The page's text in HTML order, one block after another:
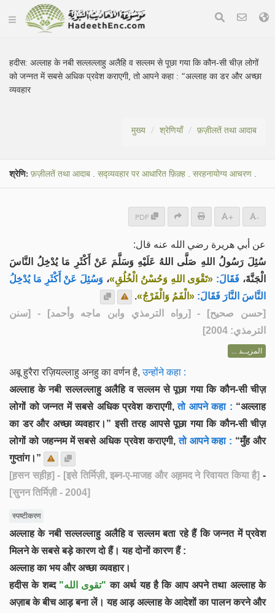
हदीस:अल्लाह के नबी सल्लल्लाहु अलैहि व सल्लम से पूछा गया कि कौन-सी चीज़ लोगों
को जन्नत में सबसे अधिक प्रवेश कराएगी, तो आपने कहा : “अल्लाह का डर और अच्छा
व्यवहार
मुख्य श्रेणियाँ फ़ज़ीलतें तथा आदाब
श्रेणि: फ़ज़ीलतें तथा आदाब . सद्व्यवहार पर आधारित फ़िक़्ह . सरहनायोग्य आचरण .
PDF + -
عن أبي هريرة رضي الله عنه قال:
سُئِلَ رَسُولُ اللهِ صَلَّى اللهُ عَلَيْهِ وَسَلَّمَ عَنْ أَكْثَرِ مَا يُدْخِلُ النَّاسَ
الْجَنَّةَ، فَقَالَ: «تَقْوَى اللهِ وَحُسْنُ الْخُلُقِ»، وَسُئِلَ عَنْ أَكْثَرِ مَا يُدْخِلُ
النَّاسَ النَّارَ فَقَالَ: «الْفَمُ وَالْفَرْجُ».
[حسن صحيح] - [رواه الترمذي وابن ماجه وأحمد] - [سنن
الترمذي: 2004]
المزيــد ...
अबू हुरैरा रज़ियल्लाहु अनहु का वर्णन है, उन्होंने कहा :
अल्लाह के नबी सल्लल्लाहु अलैहि व सल्लम से पूछा गया कि कौन-सी चीज़
लोगों को जन्नत में सबसे अधिक प्रवेश कराएगी,तो आपने कहा : “अल्लाह
का डर और अच्छा व्यवहार।” इसी तरह आपसे पूछा गया कि कौन-सी चीज़
लोगों को जहन्नम में सबसे अधिक प्रवेश कराएगी,तो आपने कहा : “मुँह और
गुप्तांग।”
[ह़सन सह़ीह़] - [इसे तिर्मिज़ी, इब्न-ए-माजह और अह़मद ने रिवायत किया है] -
[सुनन तिर्मिज़ी - 2004]
स्पष्टीकरण
अल्लाह के नबी सल्लल्लाहु अलैहि व सल्लम बता रहे हैं कि जन्नत में प्रवेश
मिलने के सबसे बड़े कारण दो हैं। यह दोनों कारण हैं :
अल्लाह का भय और अच्छा व्यवहार।
हदीस के शब्द
"تقوى الله" का अर्थ यह है कि आप अपने तथा अल्लाह के
अज़ाब के बीच आड़ बना लें। यह आड़ अल्लाह के आदेशों का पालन करने और